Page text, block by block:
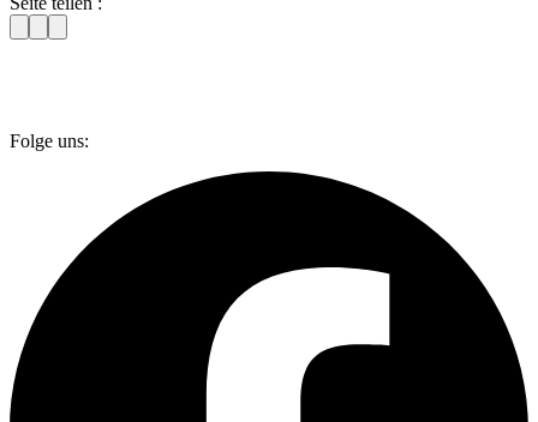
Folge uns: